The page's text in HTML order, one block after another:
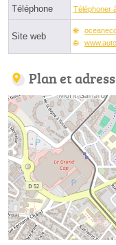
Téléphone Téléphoner
Site web
Plan et